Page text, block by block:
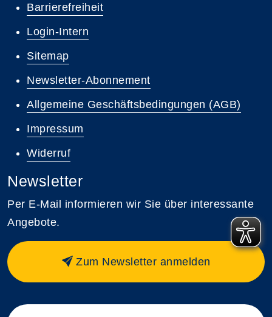
Barrierefreiheit
Login-Intern
Sitemap
Newsletter-Abonnement
Allgemeine Geschäftsbedingungen (AGB)
Impressum
Widerruf
Newsletter
Per E-Mail informieren wir Sie über interessante
Angebote.
Zum Newsletter anmelden